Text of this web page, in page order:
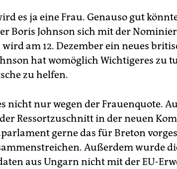
es ja eine Frau. Genauso gut
Boris Johnson sich mit der
am 12. Dezember ein neues
hat womöglich Wichtigeres zu
zu helfen.
nicht nur wegen der Frauenquote.
Ressortzuschnitt in der neuen
gerne das für Breton
Außerdem wurde
aus Ungarn nicht mit der EU-